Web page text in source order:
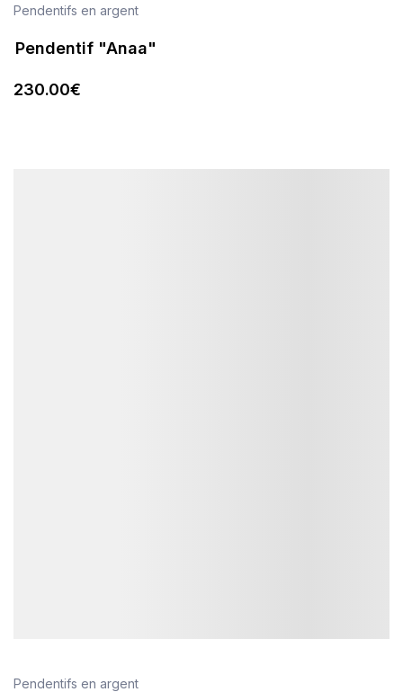
Pendentifs en argent
Pendentif "Anaa"
230.00€
Pendentifs en argent